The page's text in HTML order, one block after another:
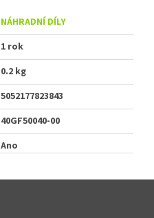
NÁHRADNÍ DÍLY
1 rok
0.2 kg
5052177823843
40GF50040-00
Ano